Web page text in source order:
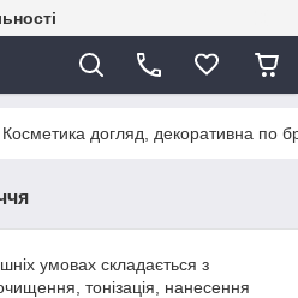
Косметика догляд, декоративна по
умовах складається з
тонізація, нанесення